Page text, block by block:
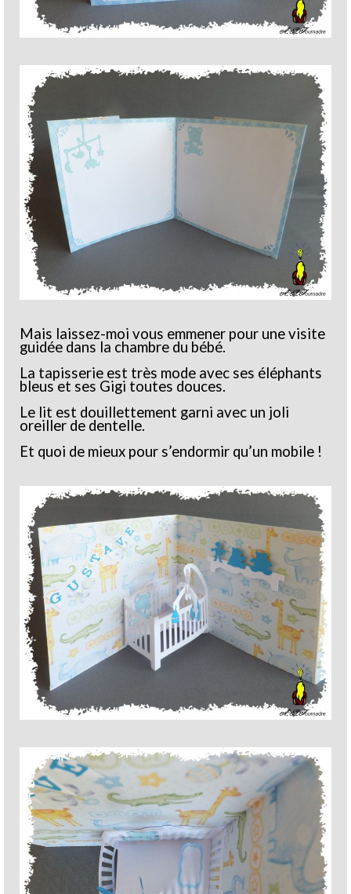
Mais laissez-moi vous emmener pour une visite
guidée dans la chambre du bébé.
La tapisserie est très mode avec ses éléphants
bleus et ses Gigi toutes douces.
Le lit est douillettement garni avec un joli
oreiller de dentelle.
Et quoi de mieux pour s’endormir qu’un mobile !